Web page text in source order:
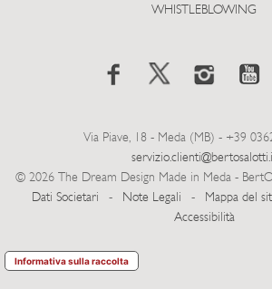
WHISTLEBLOWING
Via Piave, 18 - Meda (MB) - +39
© 2026 The Dream Design Made in Meda -
Dati Societari
- Note Legali - Mappa del
Accessibilità
Informativa sulla raccolta